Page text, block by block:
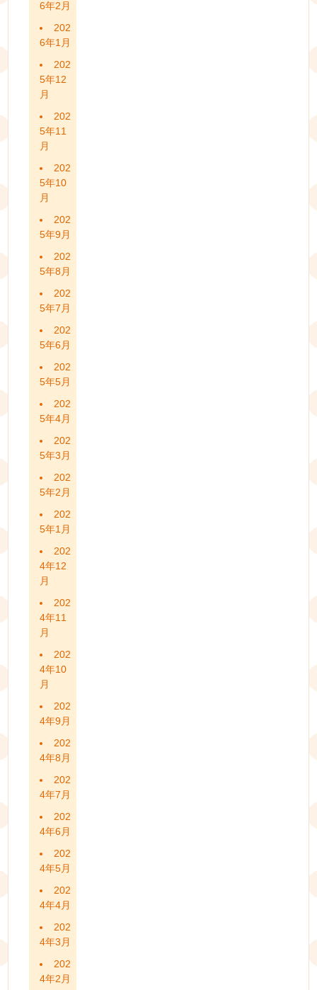
6年2月
202
6年1月
202
5年12
月
202
5年11
月
202
5年10
月
202
5年9月
202
5年8月
202
5年7月
202
5年6月
202
5年5月
202
5年4月
202
5年3月
202
5年2月
202
5年1月
202
4年12
月
202
4年11
月
202
4年10
月
202
4年9月
202
4年8月
202
4年7月
202
4年6月
202
4年5月
202
4年4月
202
4年3月
202
4年2月